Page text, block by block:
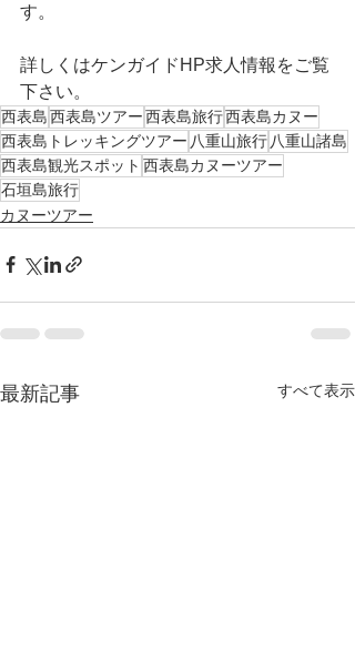
す。
詳しくはケンガイドHP求人情報をご覧
下さい。
西表島西表島ツアー西表島旅行西表島カヌー
西表島トレッキングツアー 八重山旅行 八重山諸島
西表島観光スポット 西表島カヌーツアー
石垣島旅行
カヌーツアー
最新記事 すべて表示